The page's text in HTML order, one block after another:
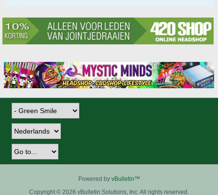
Powered by vBulletin™
Copyright © 2026 vBulletin Solutions, Inc. All rights reserved.